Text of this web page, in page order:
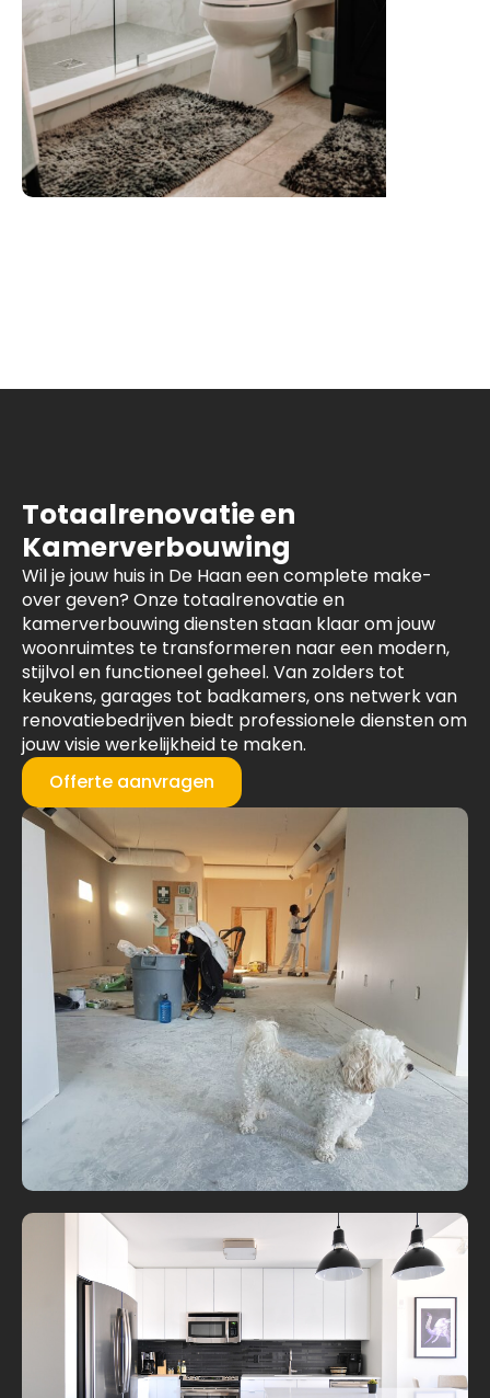
Totaalrenovatie en
Kamerverbouwing
Wil je jouw huis in De Haan een complete make-
over geven? Onze totaalrenovatie en
kamerverbouwing diensten staan klaar om jouw
woonruimtes te transformeren naar een modern,
stijlvol en functioneel geheel. Van zolders tot
keukens, garages tot badkamers, ons netwerk van
renovatiebedrijven biedt professionele diensten om
jouw visie werkelijkheid te maken.
Offerte aanvragen